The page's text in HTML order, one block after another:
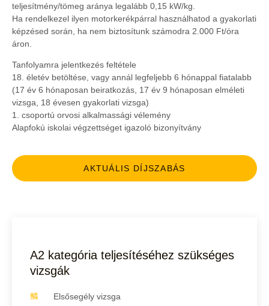
teljesítmény/tömeg aránya legalább 0,15 kW/kg.
Ha rendelkezel ilyen motorkerékpárral használhatod a gyakorlati
képzésed során, ha nem biztosítunk számodra 2.000 Ft/óra
áron.
Tanfolyamra jelentkezés feltétele
18. életév betöltése, vagy annál legfeljebb 6 hónappal fiatalabb
(17 év 6 hónaposan beiratkozás, 17 év 9 hónaposan elméleti
vizsga, 18 évesen gyakorlati vizsga)
1. csoportú orvosi alkalmassági vélemény
Alapfokú iskolai végzettséget igazoló bizonyítvány
AKTUÁLIS DÍJSZABÁS
A2 kategória teljesítéséhez szükséges
vizsgák
Elsősegély vizsga